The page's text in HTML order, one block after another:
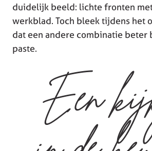
duidelijk beeld: lichte fronten
werkblad. Toch bleek tijdens het
dat een andere combinatie beter
paste.
Een